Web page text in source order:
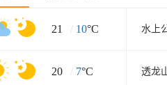
21 / 10°C 水上
20 / 7°C 透龙